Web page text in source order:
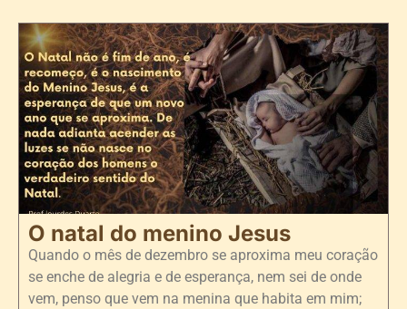
O natal do menino Jesus
Quando o mês de dezembro se aproxima meu coração
se enche de alegria e de esperança, nem sei de onde
vem, penso que vem na menina que habita em mim;